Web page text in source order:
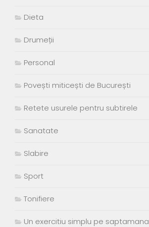
Dieta
Drumeții
Personal
Povești miticești de București
Retete usurele pentru subtirele
Sanatate
Slabire
Sport
Tonifiere
Un exercitiu simplu pe saptamana